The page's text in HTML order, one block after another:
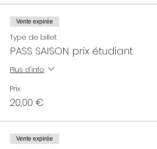
Vente expirée
Type de billet
PASS SAISON prix étudiant
Plus d'info
Prix
20,00 €
Vente expirée